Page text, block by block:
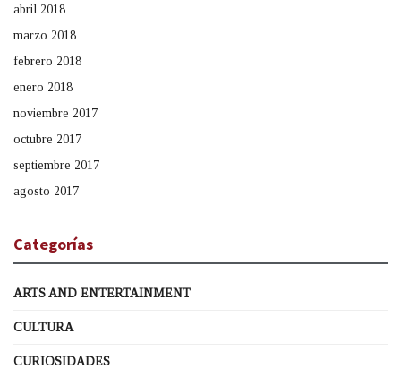
abril 2018
marzo 2018
febrero 2018
enero 2018
noviembre 2017
octubre 2017
septiembre 2017
agosto 2017
Categorías
ARTS AND ENTERTAINMENT
CULTURA
CURIOSIDADES